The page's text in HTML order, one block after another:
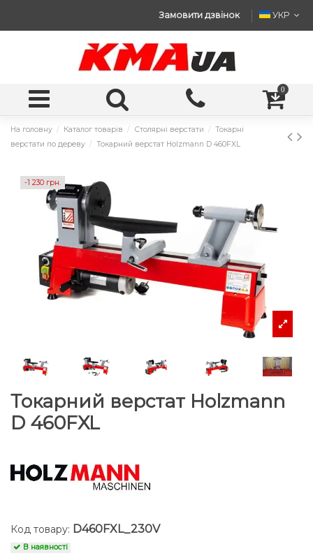
Замовити дзвінок УКР
0
На головну Каталог товарів Столярні верстати
Токарні
верстати по дереву
Токарний верстат Holzmann D 460FXL
-1 230 грн.
Токарний верстат Holzmann
D 460FXL
Код товару: D460FXL_230V
В наявності